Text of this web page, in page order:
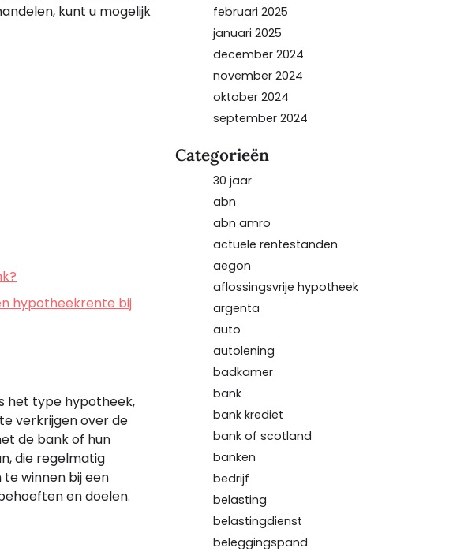
kunt u mogelijk
hypotheekrente bij
het type hypotheek,
verkrijgen over de
de bank of hun
die regelmatig
winnen bij een
en doelen.
februari 2025
januari 2025
december 2024
november 2024
oktober 2024
september 2024
Categorieën
30 jaar
abn
abn amro
actuele rentestanden
aegon
aflossingsvrije hypotheek
argenta
auto
autolening
badkamer
bank
bank krediet
bank of scotland
banken
bedrijf
belasting
belastingdienst
beleggingspand